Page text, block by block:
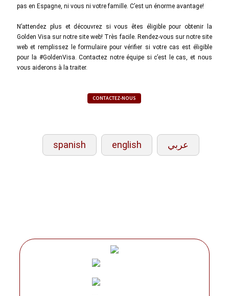
pas en Espagne, ni vous ni votre famille. C’est un énorme avantage!
N’attendez plus et découvrez si vous êtes éligible pour obtenir la
Golden Visa sur notre site web! Très facile. Rendez-vous sur notre site
web et remplissez le formulaire pour vérifier si votre cas est éligible
pour la #GoldenVisa. Contactez notre équipe si c’est le cas, et nous
vous aiderons à la traiter.
CONTACTEZ-NOUS
spanish english عربي